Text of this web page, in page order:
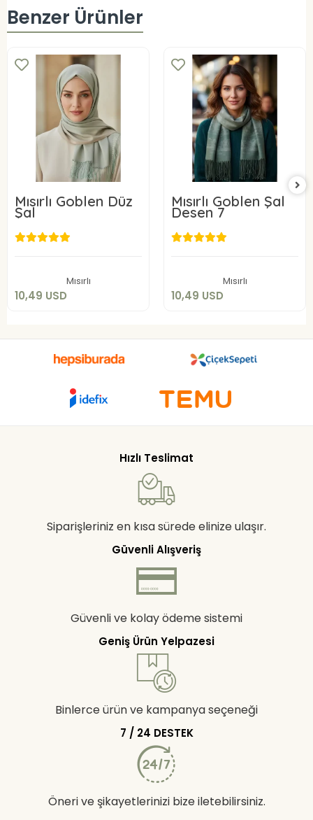
Benzer Ürünler
Mısırlı Goblen Düz
Şal
Mısırlı
10,49 USD
10,49 USD
Mısırlı Goblen Şal
Desen 7
Mısırlı
10,49 USD
10,49 USD
Hızlı Teslimat
Siparişleriniz en kısa sürede elinize ulaşır.
Güvenli Alışveriş
Güvenli ve kolay ödeme sistemi
Geniş Ürün Yelpazesi
Binlerce ürün ve kampanya seçeneği
7 / 24 DESTEK
Öneri ve şikayetlerinizi bize iletebilirsiniz.